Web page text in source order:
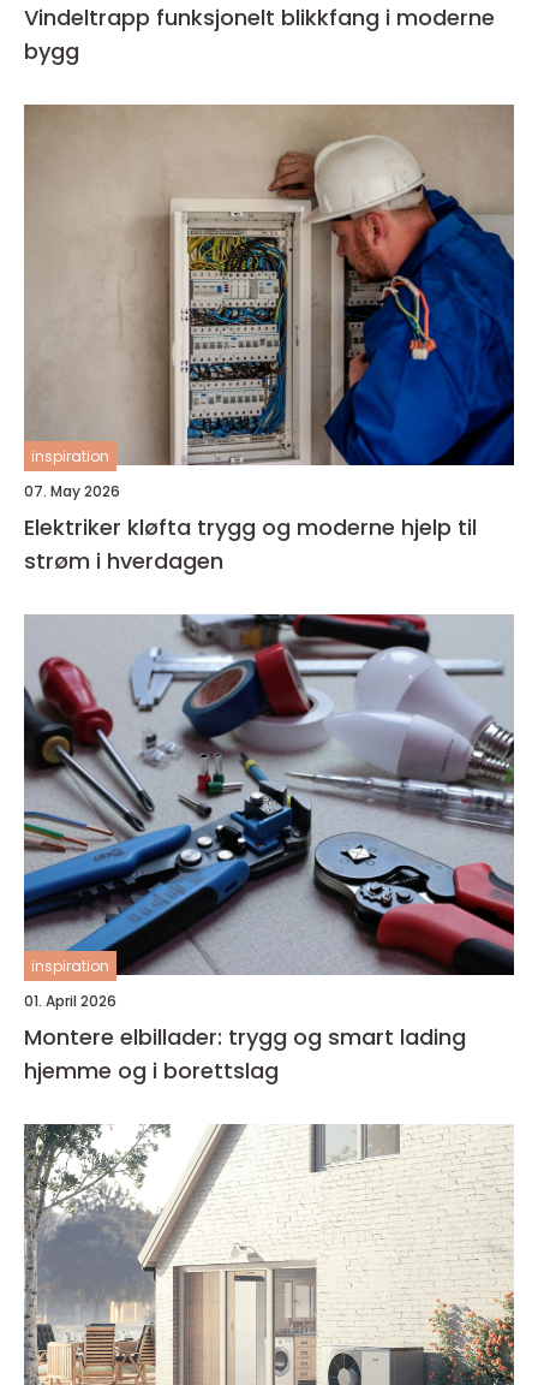
Vindeltrapp funksjonelt blikkfang i moderne
bygg
inspiration
07. May 2026
Elektriker kløfta trygg og moderne hjelp til
strøm i hverdagen
inspiration
01. April 2026
Montere elbillader: trygg og smart lading
hjemme og i borettslag